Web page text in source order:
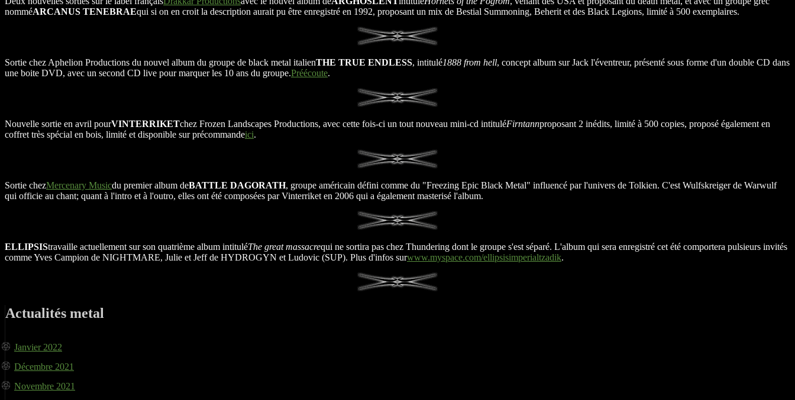
nomméARCANUS TENEBRAEqui si on en croit la description aurait pu être enregistré en 1992, proposant un mix de Bestial Summoning, Beherit et des Black Legions, limité à 500 exemplaires.
Sortie chez Aphelion Productions du nouvel album du groupe de black metal italienTHE TRUE ENDLESS, intitulé1888 from hell, concept album sur Jack l'éventreur, présenté sous forme d'un double CD dans
une boite DVD, avec un second CD live pour marquer les 10 ans du groupe.Préécoute.
Nouvelle sortie en avril pourVINTERRIKETchez Frozen Landscapes Productions, avec cette fois-ci un tout nouveau mini-cd intituléFirntannproposant 2 inédits, limité à 500 copies, proposé également en
coffret très spécial en bois, limité et disponible sur précommandeici.
Sortie chezMercenary Musicdu premier album deBATTLE DAGORATH, groupe américain défini comme du "Freezing Epic Black Metal" influencé par l'univers de Tolkien. C'est Wulfskreiger de Warwulf
qui officie au chant; quant à l'intro et à l'outro, elles ont été composées par Vinterriket en 2006 qui a également masterisé l'album.
ELLIPSIStravaille actuellement sur son quatrième album intituléThe great massacrequi ne sortira pas chez Thundering dont le groupe s'est séparé. L'album qui sera enregistré cet été comportera pulsieurs invités
comme Yves Campion de NIGHTMARE, Julie et Jeff de HYDROGYN et Ludovic (SUP). Plus d'infos surwww.myspace.com/ellipsisimperialtzadik.
Actualités metal
Janvier 2022
Décembre 2021
Novembre 2021